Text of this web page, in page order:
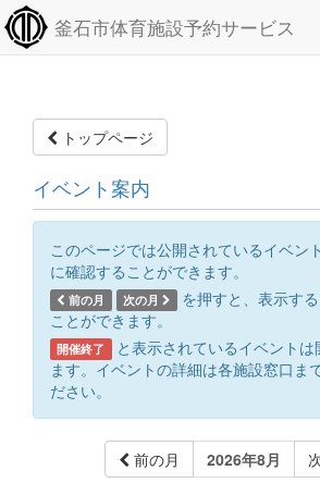
釜石市体育施設予約サービス
トップページ
イベント案内
このページでは公開されているイベン
に確認することができます。
前の月 次の月
を押すと、表示す
ことができます。
開催終了 と表示されているイベントは
ます。イベントの詳細は各施設窓口ま
ださい。
前の月 2026年8月